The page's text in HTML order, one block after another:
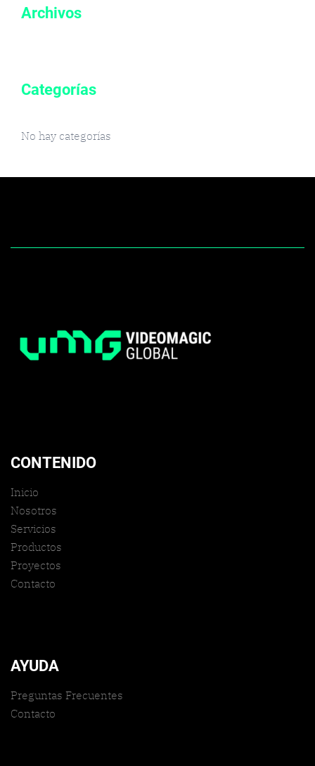
Archivos
Categorías
No hay categorías
CONTENIDO
Inicio
Nosotros
Servicios
Productos
Proyectos
Contacto
AYUDA
Preguntas Frecuentes
Contacto